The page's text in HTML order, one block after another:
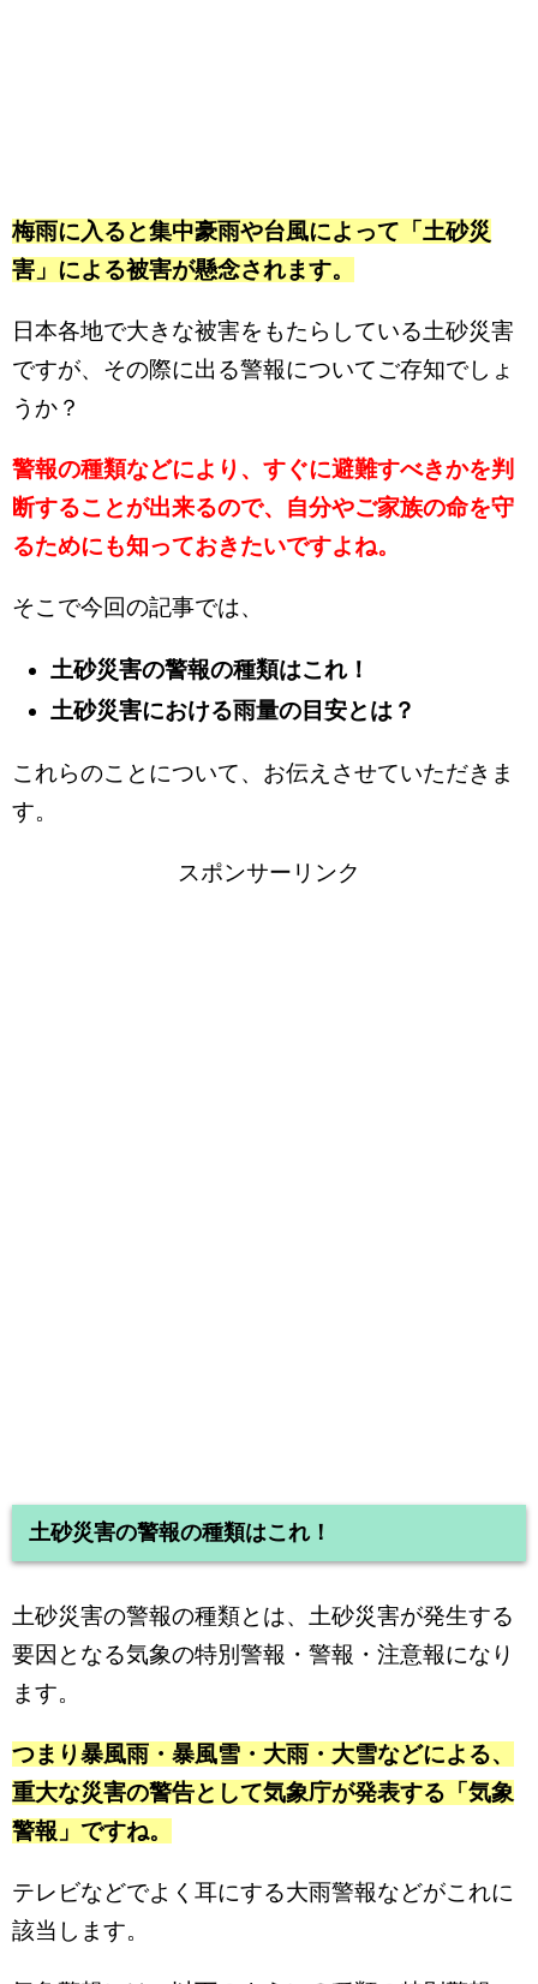
梅雨に入ると集中豪雨や台風によって「土砂災
害」による被害が懸念されます。
日本各地で大きな被害をもたらしている土砂災害
ですが、その際に出る警報についてご存知でしょ
うか？
警報の種類などにより、すぐに避難すべきかを判
断することが出来るので、自分やご家族の命を守
るためにも知っておきたいですよね。
そこで今回の記事では、
土砂災害の警報の種類はこれ！
土砂災害における雨量の目安とは？
これらのことについて、お伝えさせていただきま
す。
スポンサーリンク
土砂災害の警報の種類はこれ！
土砂災害の警報の種類とは、土砂災害が発生する
要因となる気象の特別警報・警報・注意報になり
ます。
つまり暴風雨・暴風雪・大雨・大雪などによる、
重大な災害の警告として気象庁が発表する「気象
警報」ですね。
テレビなどでよく耳にする大雨警報などがこれに
該当します。